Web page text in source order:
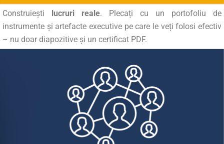
Construiești lucruri reale. Plecați cu un portofoliu de
instrumente și artefacte executive pe care le veți folosi efectiv
– nu doar diapozitive și un certificat PDF.